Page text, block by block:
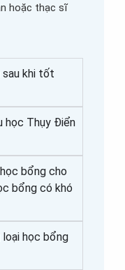
hoặc thạc sĩ
khi tốt
học Thụy Điển
bổng cho
bổng có khó
học bổng